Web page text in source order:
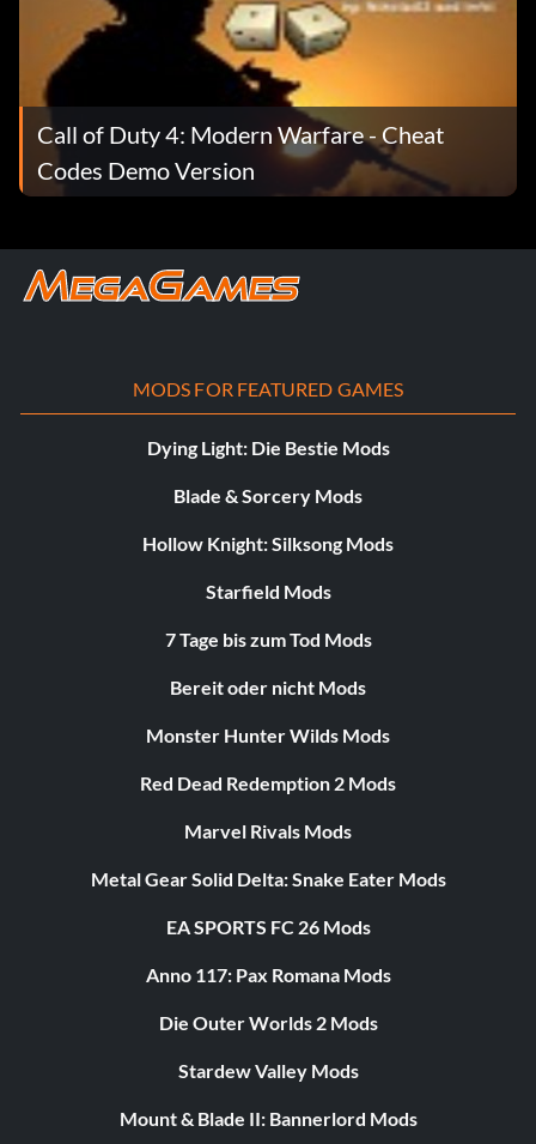
Call of Duty 4: Modern Warfare - Cheat
Codes Demo Version
MODS FOR FEATURED GAMES
Dying Light: Die Bestie Mods
Blade & Sorcery Mods
Hollow Knight: Silksong Mods
Starfield Mods
7 Tage bis zum Tod Mods
Bereit oder nicht Mods
Monster Hunter Wilds Mods
Red Dead Redemption 2 Mods
Marvel Rivals Mods
Metal Gear Solid Delta: Snake Eater Mods
EA SPORTS FC 26 Mods
Anno 117: Pax Romana Mods
Die Outer Worlds 2 Mods
Stardew Valley Mods
Mount & Blade II: Bannerlord Mods